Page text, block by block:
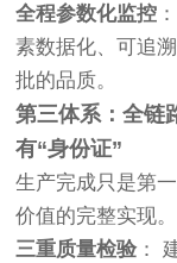
全程参数化监控
素数据化、可追
批的品质。
第三体系：全
有“身份证”
生产完成只是第
价值的完整实现。
三重质量检验：